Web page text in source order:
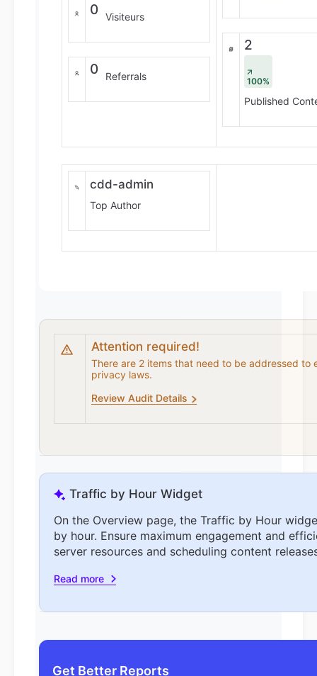
0 Visiteurs
0 Referrals
2
100%
Published
cdd-admin
Top Author
Attention required!
There are 2 items that need to be addressed to
privacy laws.
Review Audit Details
Traffic by Hour Widget
On the Overview page, the Traffic by Hour
by hour. Ensure maximum engagement and
server resources and scheduling content
Read more
Get Better Reports